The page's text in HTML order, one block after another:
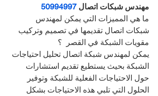
مهندس شبكات اتصال 50994997
ما هي المميزات التي يمكن لمهندس
شبكات اتصال تقديمها في تصميم وتركيب
مقويات الشبكة في القصر  ؟
يمكن لمهندس شبكة اتصال تحليل احتياجات
الشبكة بحيث يستطيع تقديم استشارات
حول الاحتياجات الفعلية للشبكة وتوفير
الحلول التي تلبي هذه الاحتياجات بشكل